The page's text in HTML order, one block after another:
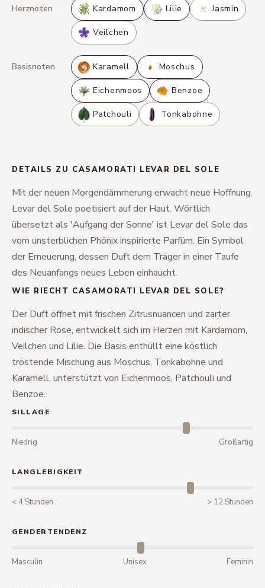
Herznoten Kardamom Lilie Jasmin
Veilchen
Basisnoten Karamell Moschus
Eichenmoos Benzoe
Patchouli Tonkabohne
DETAILS ZU CASAMORATI LEVAR DEL SOLE
Mit der neuen Morgendämmerung erwacht neue Hoffnung.
Levar del Sole poetisiert auf der Haut. Wörtlich
übersetzt als 'Aufgang der Sonne' ist Levar del Sole das
vom unsterblichen Phönix inspirierte Parfüm. Ein Symbol
der Erneuerung, dessen Duft dem Träger in einer Taufe
des Neuanfangs neues Leben einhaucht.
WIE RIECHT CASAMORATI LEVAR DEL SOLE?
Der Duft öffnet mit frischen Zitrusnuancen und zarter
indischer Rose, entwickelt sich im Herzen mit Kardamom,
Veilchen und Lilie. Die Basis enthüllt eine köstlich
tröstende Mischung aus Moschus, Tonkabohne und
Karamell, unterstützt von Eichenmoos, Patchouli und
Benzoe.
SILLAGE
Niedrig Großartig
LANGLEBIGKEIT
< 4 Stunden > 12 Stunden
GENDERTENDENZ
Masculin Unisex Feminin